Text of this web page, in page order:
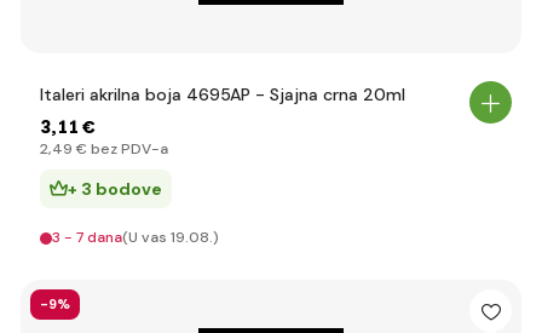
Italeri akrilna boja 4695AP - Sjajna crna 20ml
3,11 €
2,49 € bez PDV-a
+ 3 bodove
3 - 7 dana(U vas 19.08.)
-9%